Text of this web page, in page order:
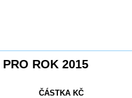
ROK 2015
ČÁSTKA KČ